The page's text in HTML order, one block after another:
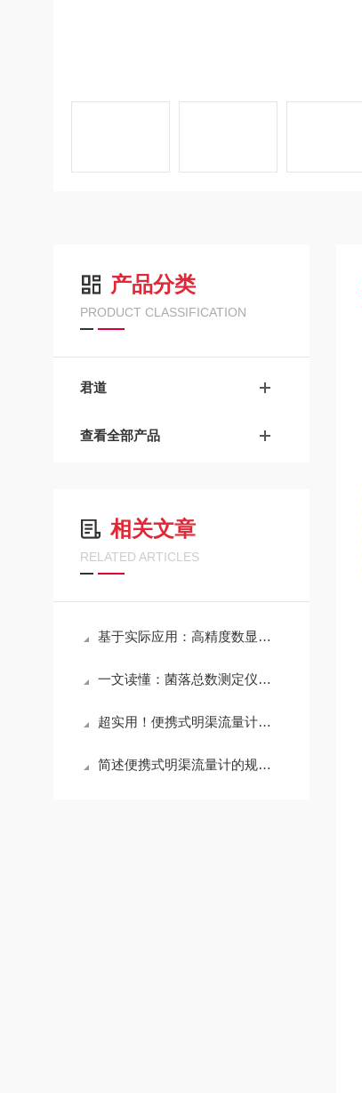
产品分类
PRODUCT CLASSIFICATION
君道
查看全部产品
相关文章
RELATED ARTICLES
基于实际应用：高精度数显水温计常见问题诊断与解决策略
一文读懂：菌落总数测定仪在各行业的实际应用
超实用！便携式明渠流量计定期维护保养方法大汇总
简述便携式明渠流量计的规范操作流程